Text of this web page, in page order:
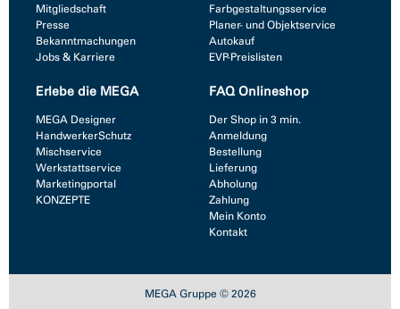
Mitgliedschaft
Presse
Bekanntmachungen
Jobs & Karriere
Farbgestaltungsservice
Planer- und Objektservice
Autokauf
EVP-Preislisten
Erlebe die MEGA
MEGA Designer
HandwerkerSchutz
Mischservice
Werkstattservice
Marketingportal
KONZEPTE
FAQ Onlineshop
Der Shop in 3 min.
Anmeldung
Bestellung
Lieferung
Abholung
Zahlung
Mein Konto
Kontakt
MEGA Gruppe © 2026